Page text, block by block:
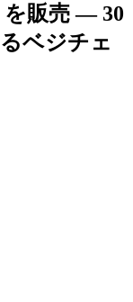
を販売 — 30
ベジチェ